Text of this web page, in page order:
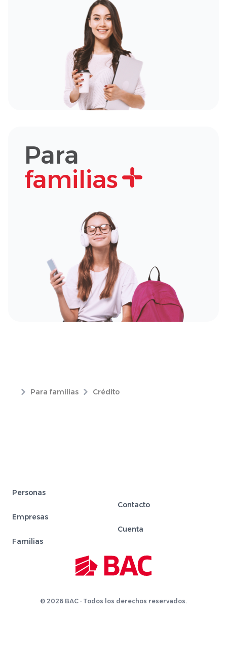
Para
familias
Para familias Crédito
Personas
Empresas
Familias
Contacto
Cuenta
© 2026 BAC · Todos los derechos reservados.